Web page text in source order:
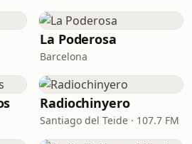
La Poderosa
Barcelona
Radiochinyero
Santiago del Teide · 107.7 FM